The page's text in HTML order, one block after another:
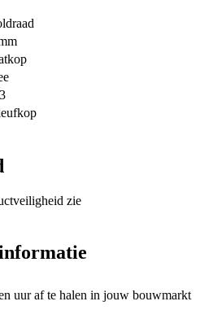
zie
uur af te halen in jouw bouwmarkt